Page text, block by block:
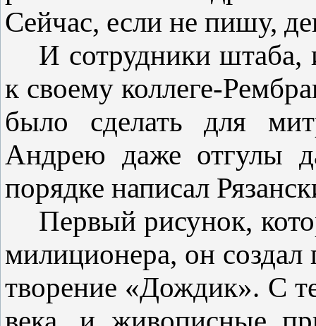
Сейчас, если не пишу,
И сотрудники штаба,
к своему коллеге-
было сделать для
Андрею даже отгулы
порядке написал
Первый рисунок,
милиционера, он создал
творение «Дождик». С